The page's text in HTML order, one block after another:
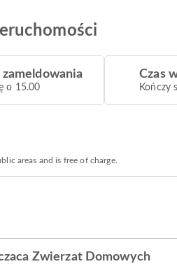
zameldowania
o 15.00
Czas
Kończy
areas and is free of charge.
Zwierzat Domowych